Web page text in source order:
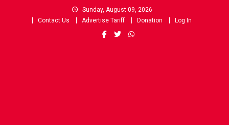
Sunday, August 09, 2026
Contact Us
Advertise Tariff Donation Log In